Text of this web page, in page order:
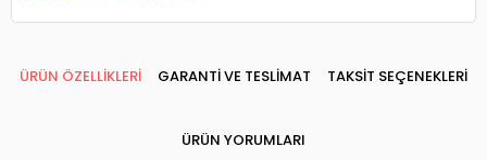
ÜRÜN ÖZELLİKLERİ GARANTİ VE TESLİMAT TAKSİT SEÇENEKLERİ
ÜRÜN YORUMLARI